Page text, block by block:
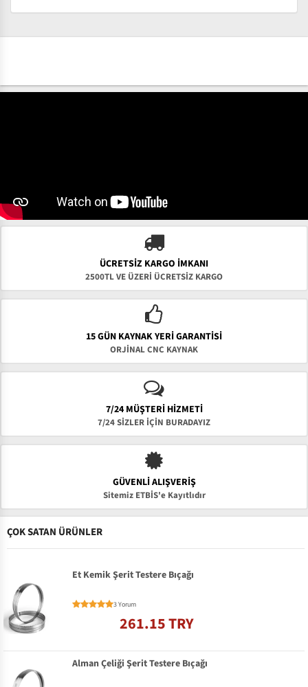
ÜCRETSIZ KARGO İMKANI
2500TL VE ÜZERİ ÜCRETSİZ KARGO
15 GÜN KAYNAK YERI GARANTISI
ORJİNAL CNC KAYNAK
7/24 MÜŞTERİ HİZMETİ
7/24 SİZLER İÇİN BURADAYIZ
GÜVENLI ALIŞVERIŞ
Sitemiz ETBİS'e Kayıtlıdır
ÇOK SATAN ÜRÜNLER
Et Kemik Şerit Testere Bıçağı
3 Yorum
261.15 TRY
Alman Çeliği Şerit Testere Bıçağı